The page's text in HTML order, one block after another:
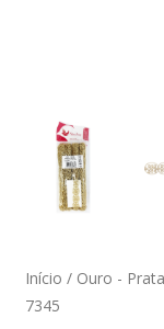
Início / Ouro - Prata
7345